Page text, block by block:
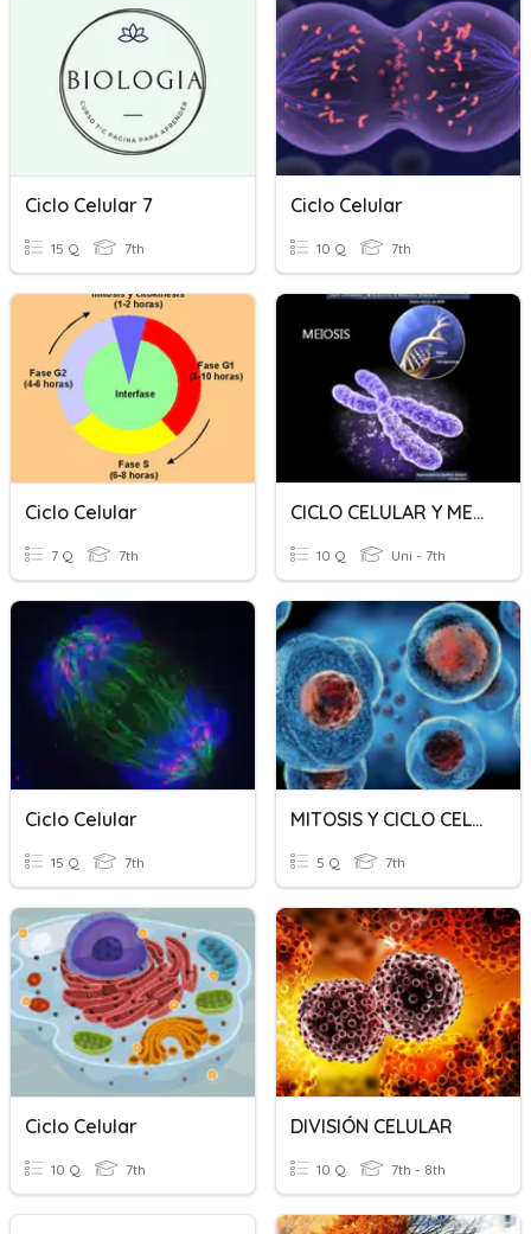
Ciclo Celular 7
15 Q 7th
Ciclo Celular
10 Q 7th
Ciclo Celular
7 Q 7th
CICLO CELULAR Y MEIOSIS (1)
10 Q Uni - 7th
Ciclo Celular
15 Q 7th
MITOSIS Y CICLO CELULAR
5 Q 7th
Ciclo Celular
10 Q 7th
DIVISIÓN CELULAR
10 Q 7th - 8th